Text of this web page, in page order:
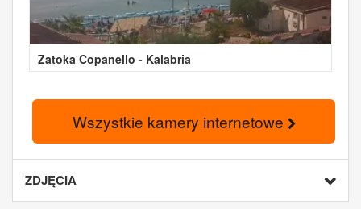
Zatoka Copanello - Kalabria
Wszystkie kamery internetowe
ZDJĘCIA